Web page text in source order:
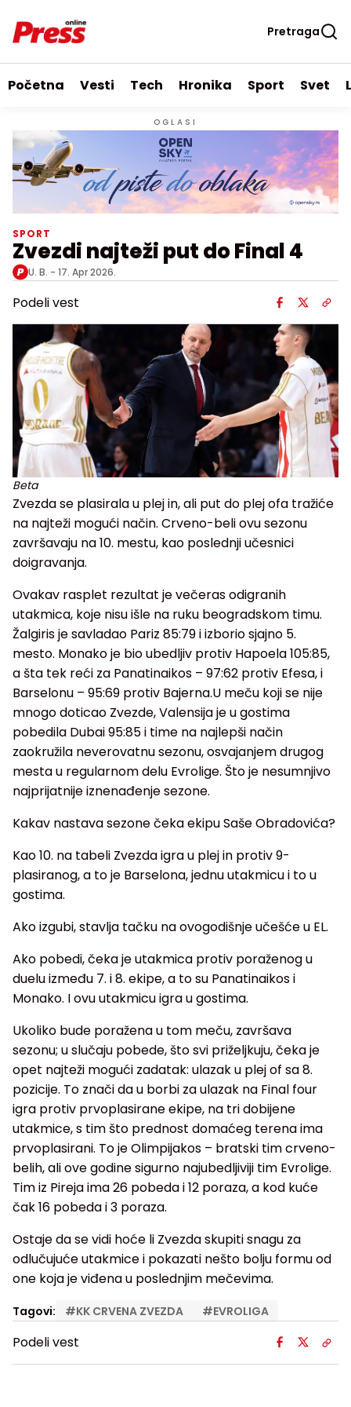
Pretraga
Početna Vesti Tech Hronika Sport Svet
OGLASI
SPORT
Zvezdi najteži put do Final 4
U. B. - 17. Apr 2026.
Podeli vest
Beta
Zvezda se plasirala u plej in, ali put do plej ofa tražiće
na najteži mogući način. Crveno-beli ovu sezonu
završavaju na 10. mestu, kao poslednji učesnici
doigravanja.
Ovakav rasplet rezultat je večeras odigranih
utakmica, koje nisu išle na ruku beogradskom timu.
Žalgiris je savladao Pariz 85:79 i izborio sjajno 5.
mesto. Monako je bio ubedljiv protiv Hapoela 105:85,
a šta tek reći za Panatinaikos – 97:62 protiv Efesa, i
Barselonu – 95:69 protiv Bajerna.U meču koji se nije
mnogo doticao Zvezde, Valensija je u gostima
pobedila Dubai 95:85 i time na najlepši način
zaokružila neverovatnu sezonu, osvajanjem drugog
mesta u regularnom delu Evrolige. Što je nesumnjivo
najprijatnije iznenađenje sezone.
Kakav nastava sezone čeka ekipu Saše Obradovića?
Kao 10. na tabeli Zvezda igra u plej in protiv 9-
plasiranog, a to je Barselona, jednu utakmicu i to u
gostima.
Ako izgubi, stavlja tačku na ovogodišnje učešće u EL.
Ako pobedi, čeka je utakmica protiv poraženog u
duelu između 7. i 8. ekipe, a to su Panatinaikos i
Monako. I ovu utakmicu igra u gostima.
Ukoliko bude poražena u tom meču, završava
sezonu; u slučaju pobede, što svi priželjkuju, čeka je
opet najteži mogući zadatak: ulazak u plej of sa 8.
pozicije. To znači da u borbi za ulazak na Final four
igra protiv prvoplasirane ekipe, na tri dobijene
utakmice, s tim što prednost domaćeg terena ima
prvoplasirani. To je Olimpijakos – bratski tim crveno-
belih, ali ove godine sigurno najubedljiviji tim Evrolige.
Tim iz Pireja ima 26 pobeda i 12 poraza, a kod kuće
čak 16 pobeda i 3 poraza.
Ostaje da se vidi hoće li Zvezda skupiti snagu za
odlučujuće utakmice i pokazati nešto bolju formu od
one koja je viđena u poslednjim mečevima.
Tagovi: #KK CRVENA ZVEZDA #EVROLIGA
Podeli vest